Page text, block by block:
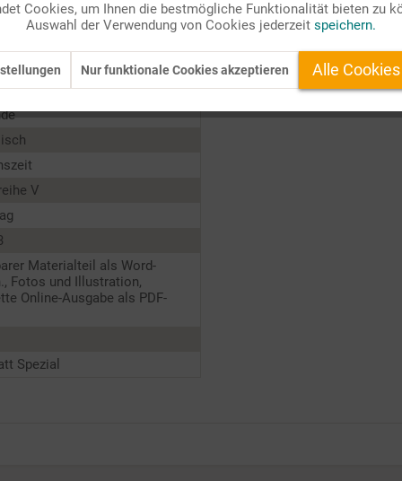
wir an Karfreitag immer miteinander beten. Und niemand
ist nahe“, war einer der Sätze, den er seinem Gott damals
V
Materialteil als Word-
Fotos und Illustration,
Online-Ausgabe als PDF-
Spezial
Cookies, um Ihnen die bestmögliche Funktionalität bieten zu
Auswahl der Verwendung von Cookies jederzeit speichern.
Nur funktionale Cookies akzeptieren Alle